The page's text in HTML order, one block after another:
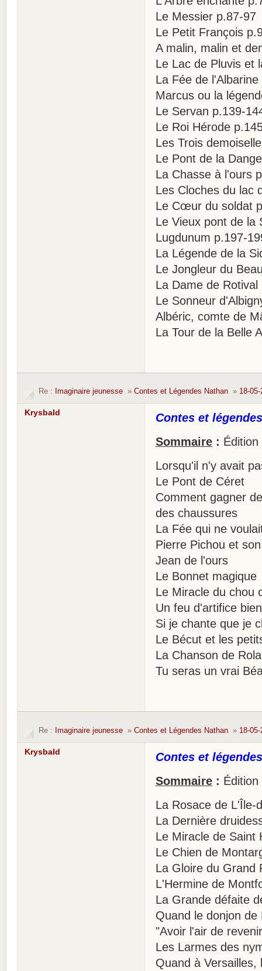
Le Messier p.87-97
Le Petit François
A malin, malin et
Le Lac de Pluvis et
La Fée de
Marcus ou la
Le Servan p.139-
Le Roi Hérode
Les Trois
Le Pont de la
La Chasse à l'ours
Les Cloches du lac
Le Cœur du soldat
Le Vieux pont de la
Lugdunum p.197-
La Légende de la
Le Jongleur du
La Dame de Rotival
Le Sonneur
Albéric, comte de
La Tour de la Belle
Re : Imaginaire jeunesse » Contes et Légendes Nathan » 18-
Krysbald
Contes et
Sommaire :
Lorsqu'il n'y avait
Le Pont de Céret
Comment gagner
des chaussures
La Fée qui ne
Pierre Pichou et
Jean de l'ours
Le Bonnet magique
Le Miracle du chou
Un feu d'artifice
Si je chante que je
Le Bécut et les
La Chanson de
Tu seras un vrai
Re : Imaginaire jeunesse » Contes et Légendes Nathan » 18-
Krysbald
Contes et
Sommaire :
La Rosace de L'Île-
La Dernière
Le Miracle de Saint
Le Chien de
La Gloire du Grand
L'Hermine de
La Grande défaite
Quand le donjon
"Avoir l'air de
Les Larmes des
Quand à Versailles,